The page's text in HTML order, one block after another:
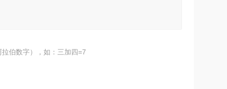
伯数字），如：三加四=7